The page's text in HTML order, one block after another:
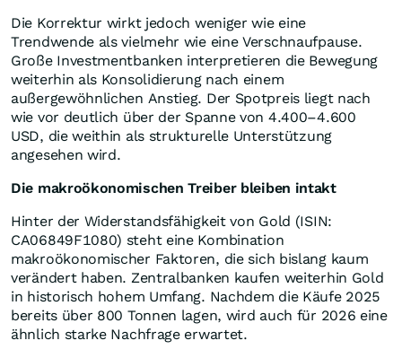
Die Korrektur wirkt jedoch weniger wie eine
Trendwende als vielmehr wie eine Verschnaufpause.
Große Investmentbanken interpretieren die Bewegung
weiterhin als Konsolidierung nach einem
außergewöhnlichen Anstieg. Der Spotpreis liegt nach
wie vor deutlich über der Spanne von 4.400–4.600
USD, die weithin als strukturelle Unterstützung
angesehen wird.
Die makroökonomischen Treiber bleiben intakt
Hinter der Widerstandsfähigkeit von Gold (ISIN:
CA06849F1080) steht eine Kombination
makroökonomischer Faktoren, die sich bislang kaum
verändert haben. Zentralbanken kaufen weiterhin Gold
in historisch hohem Umfang. Nachdem die Käufe 2025
bereits über 800 Tonnen lagen, wird auch für 2026 eine
ähnlich starke Nachfrage erwartet.